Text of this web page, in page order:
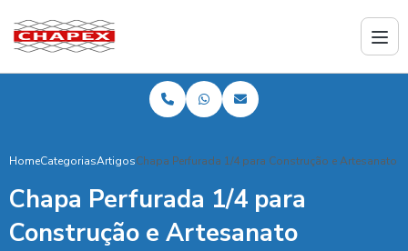
HomeCategoriasArtigosChapa Perfurada 1/4 para Construção e Artesanato
Chapa Perfurada 1/4 para
Construção e Artesanato